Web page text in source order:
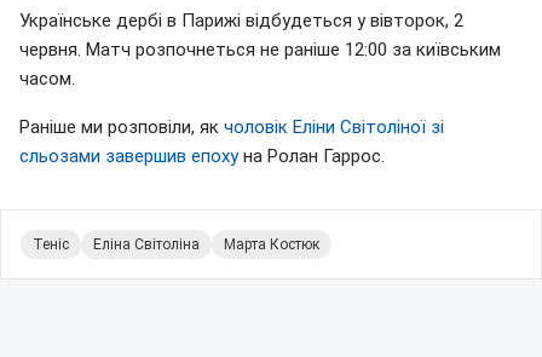
Українське дербі в Парижі відбудеться у вівторок, 2
червня. Матч розпочнеться не раніше 12:00 за київським
часом.
Раніше ми розповіли, як чоловік Еліни Світоліної зі
сльозами завершив епохуна Ролан Гаррос.
Теніс Еліна Світоліна Марта Костюк